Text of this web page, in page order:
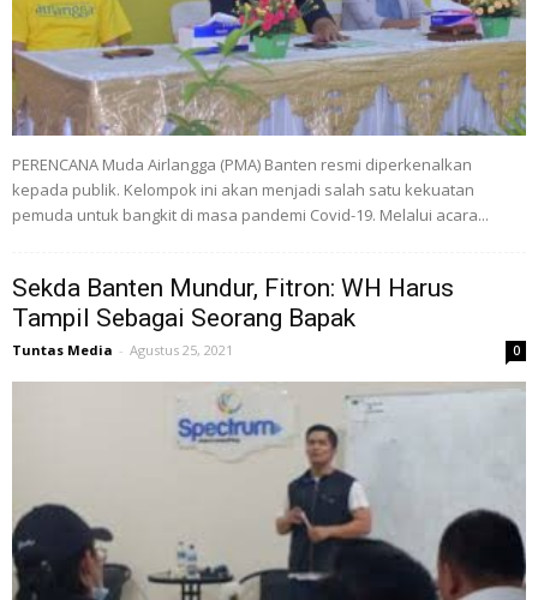
PERENCANA Muda Airlangga (PMA) Banten resmi diperkenalkan
kepada publik. Kelompok ini akan menjadi salah satu kekuatan
pemuda untuk bangkit di masa pandemi Covid-19. Melalui acara...
Sekda Banten Mundur, Fitron: WH Harus
Tampil Sebagai Seorang Bapak
Tuntas Media - Agustus 25, 2021 0